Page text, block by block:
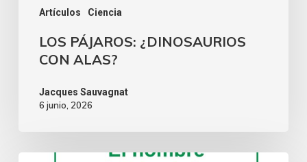
Artículos Ciencia
LOS PÁJAROS: ¿DINOSAURIOS
CON ALAS?
Jacques Sauvagnat
6 junio, 2026